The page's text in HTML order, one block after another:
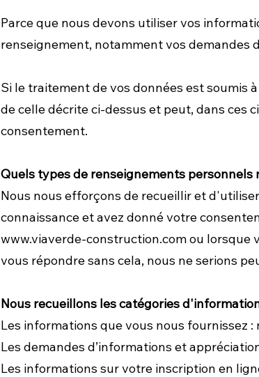
Parce que nous devons utiliser vos
renseignement, notamment vos demandes
Si le traitement de vos données est soumis
de celle décrite ci-dessus et peut, dans ces
consentement.
Quels types de renseignements personnels
Nous nous efforçons de recueillir et
connaissance et avez donné votre
www.viaverde-construction.comou lorsque
vous répondre sans cela, nous ne serions
Nous recueillons les catégories
Les informations que vous nous fournissez
Les demandes d’informations et
Les informations sur votre inscription en